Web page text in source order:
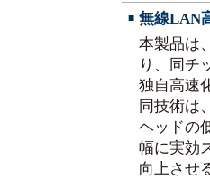
■ 無線LAN
本製品は
り、同チ
独自高速
同技術は
ヘッドの
幅に実効
向上させ